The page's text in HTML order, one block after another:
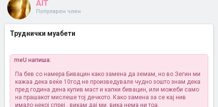
AIT
Популарен член
Труднички муабети
meU напиша:
Па бев со намера Бивацин како замена да земам, но во Зегин ми
кажаа дека веќе 10год не произведувале чудно зошто знам дека
пред година дена купив маст и капки бивацин, или можеби само
на прашакот мислеше тој дечкото. Како замена за се кај нив
имало некој спреј , викам дај ми, вика нема ни тоа.